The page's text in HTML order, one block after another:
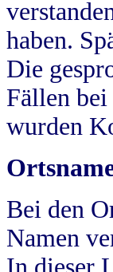
haben.
Die
Fällen
wurden
Bei den
Namen